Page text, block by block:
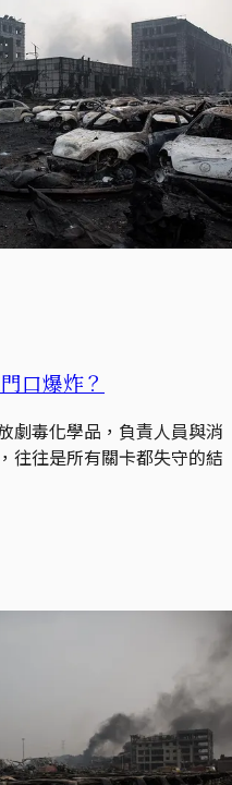
口爆炸？
劇毒化學品，負責人員與消
往往是所有關卡都失守的結